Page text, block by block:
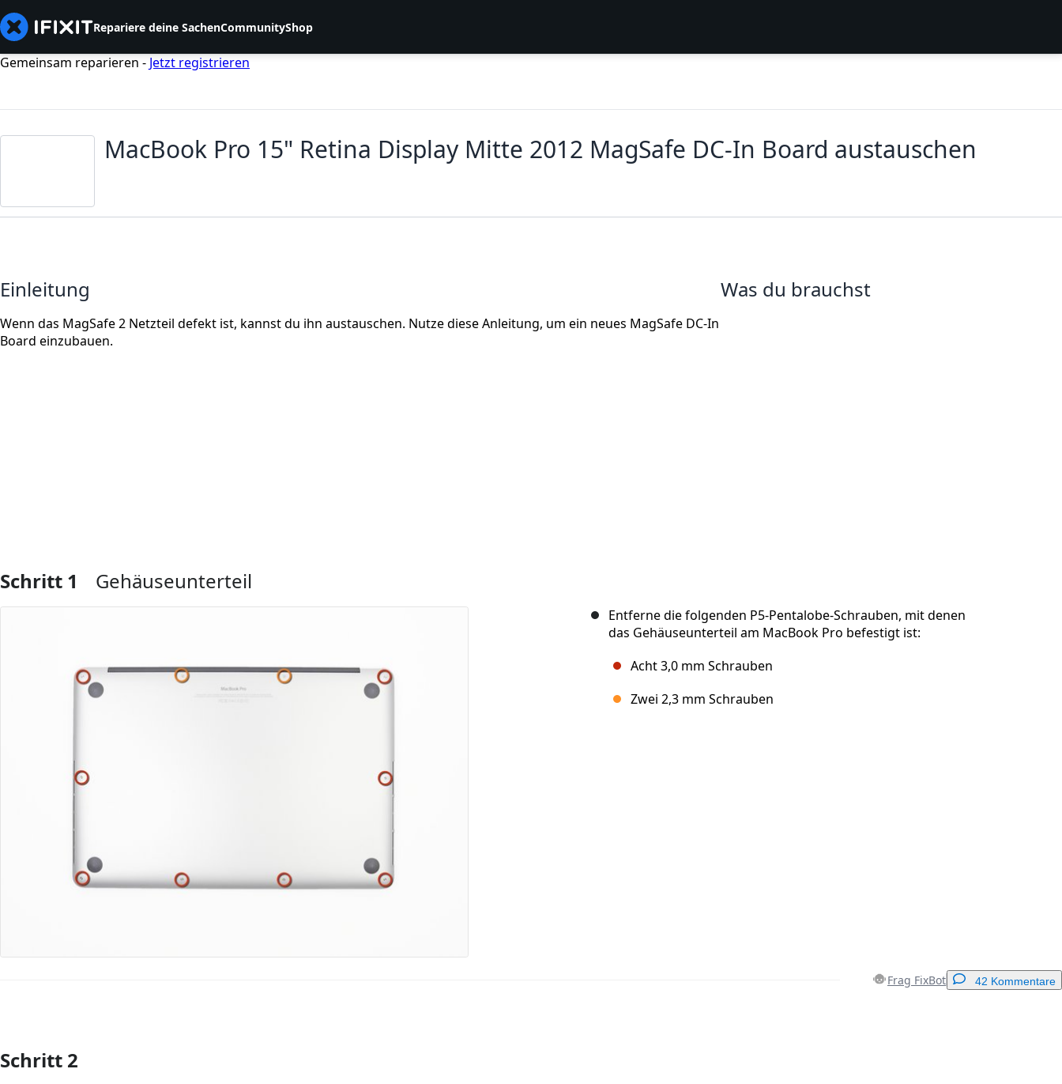
Repariere deine SachenCommunityShop
Gemeinsam reparieren - Jetzt registrieren
MacBook Pro 15" Retina Display Mitte 2012 MagSafe DC-In Board austauschen
Einleitung
Wenn das MagSafe 2 Netzteil defekt ist, kannst du ihn austauschen. Nutze diese Anleitung, um ein neues MagSafe DC-In
Board einzubauen.
Was du brauchst
Schritt 1 Gehäuseunterteil
Entferne die folgenden P5-Pentalobe-Schrauben, mit denen
das Gehäuseunterteil am MacBook Pro befestigt ist:
Acht 3,0 mm Schrauben
Zwei 2,3 mm Schrauben
Frag FixBot 42 Kommentare
Kommentar hinzufügen
Schritt 2